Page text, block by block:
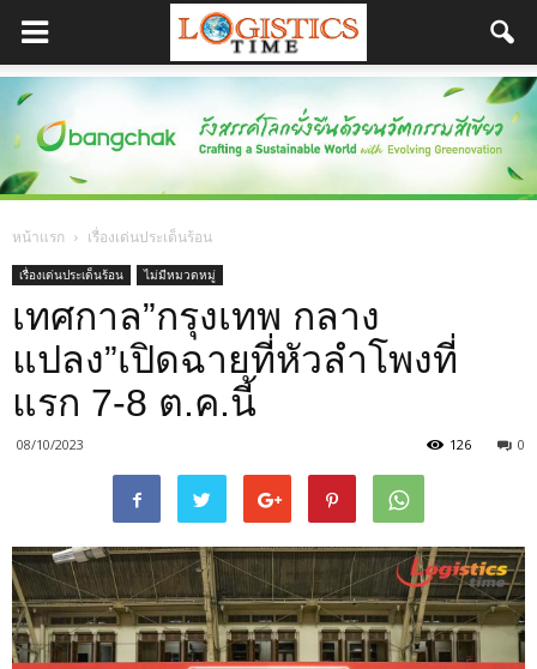
หน้าแรก เรื่องเด่นประเด็นร้อน
เรื่องเด่นประเด็นร้อน ไม่มีหมวดหมู่
เทศกาล”กรุงเทพ กลาง
แปลง”เปิดฉายที่หัวลำโพงที่
แรก 7-8 ต.ค.นี้
08/10/2023 0
126